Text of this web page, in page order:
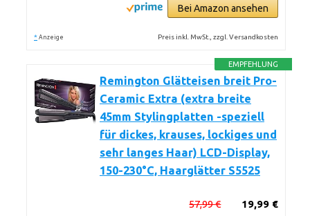
Bei Amazon ansehen
* Anzeige Preis inkl. MwSt., zzgl. Versandkosten
EMPFEHLUNG
Remington Glätteisen breit Pro-
Ceramic Extra (extra breite
45mm Stylingplatten -speziell
für dickes, krauses, lockiges und
sehr langes Haar) LCD-Display,
150-230°C, Haarglätter S5525
19,99 €
57,99 €